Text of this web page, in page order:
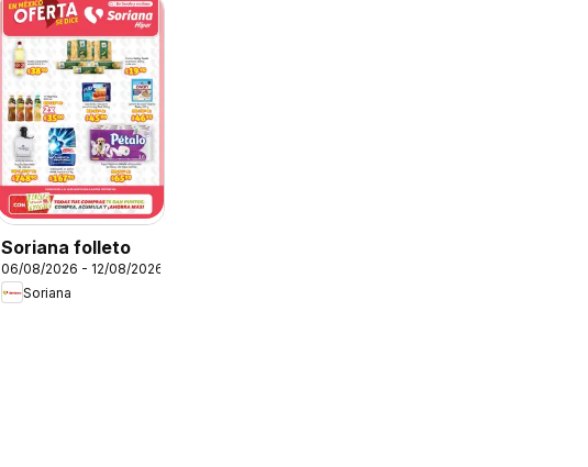
Soriana folleto
06/08/2026 - 12/08/2026
Soriana